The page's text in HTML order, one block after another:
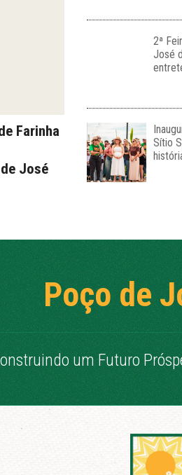
Farinha
José
2ª
José
Sítio
Poço de
um Futuro